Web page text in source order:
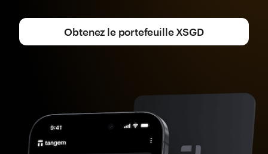
Obtenez le portefeuille XSGD